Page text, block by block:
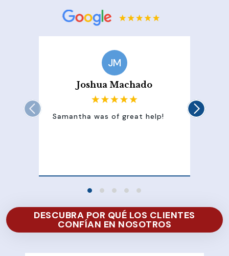
JM
Joshua Machado
Samantha was of great help!
DESCUBRA POR QUÉ LOS CLIENTES
CONFÍAN EN NOSOTROS